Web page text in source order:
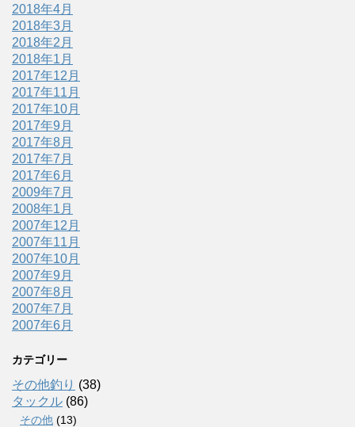
2018年4月
2018年3月
2018年2月
2018年1月
2017年12月
2017年11月
2017年10月
2017年9月
2017年8月
2017年7月
2017年6月
2009年7月
2008年1月
2007年12月
2007年11月
2007年10月
2007年9月
2007年8月
2007年7月
2007年6月
カテゴリー
その他釣り (38)
タックル (86)
その他 (13)